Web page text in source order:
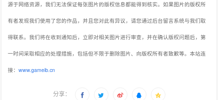
源于网络资源，我们无法保证每张图片的版权信息都能得到核实。如果图片的版权所
有者发现我们使用了您的作品，并且您对此有异议，请您通过后台留言系统与我们取
得联系。我们将在收到通知后，立即对相关图片进行审查，并在确认版权问题后，第
一时间采取相应的处理措施，包括但不限于删除图片、向版权所有者致歉等。本站连
接：www.gameib.cn
分享：